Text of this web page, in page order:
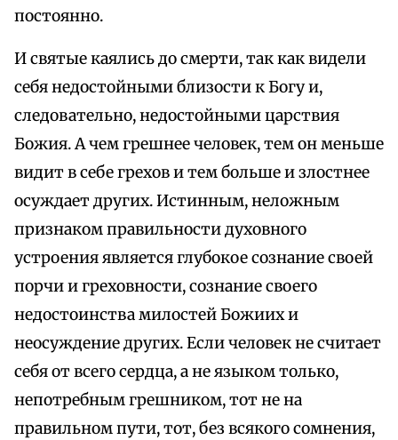
постоянно.
И святые каялись до смерти, так как видели
себя недостойными близости к Богу и,
следовательно, недостойными царствия
Божия. А чем грешнее человек, тем он меньше
видит в себе грехов и тем больше и злостнее
осуждает других. Истинным, неложным
признаком правильности духовного
устроения является глубокое сознание своей
порчи и греховности, сознание своего
недостоинства милостей Божиих и
неосуждение других. Если человек не считает
себя от всего сердца, а не языком только,
непотребным грешником, тот не на
правильном пути, тот, без всякого сомнения,